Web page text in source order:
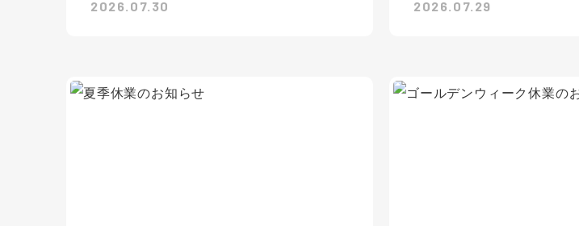
2026.07.30 2026.07.29